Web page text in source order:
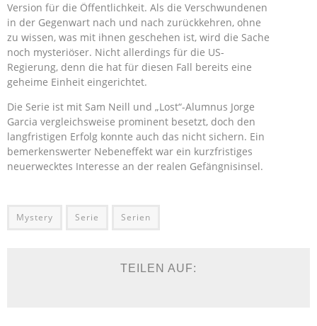
Version für die Öffentlichkeit. Als die Verschwundenen
in der Gegenwart nach und nach zurückkehren, ohne
zu wissen, was mit ihnen geschehen ist, wird die Sache
noch mysteriöser. Nicht allerdings für die US-
Regierung, denn die hat für diesen Fall bereits eine
geheime Einheit eingerichtet.
Die Serie ist mit Sam Neill und „Lost“-Alumnus Jorge
Garcia vergleichsweise prominent besetzt, doch den
langfristigen Erfolg konnte auch das nicht sichern. Ein
bemerkenswerter Nebeneffekt war ein kurzfristiges
neuerwecktes Interesse an der realen Gefängnisinsel.
Mystery Serie Serien
TEILEN AUF: